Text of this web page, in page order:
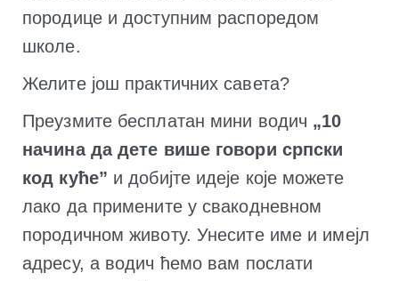
породице и доступним распоредом
школе.
Желите још практичних савета?
Преузмите бесплатан мини водич „10
начина да дете више говори српски
код куће” и добијте идеје које можете
лако да примените у свакодневном
породичном животу. Унесите име и имејл
адресу, а водич ћемо вам послати